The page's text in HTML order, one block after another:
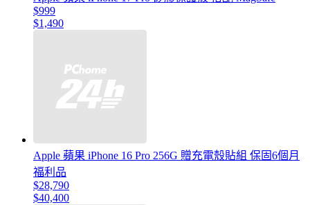
$999
$1,490
Apple 蘋果 iPhone 16 Pro 256G 贈充電殼貼組 保固6個月
福利品
$28,790
$40,400